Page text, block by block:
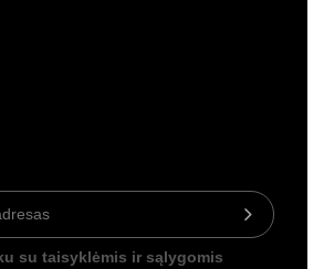
su taisyklėmis ir sąlygomis